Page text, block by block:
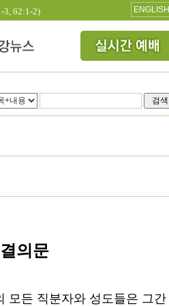
3, 62:1-2) ENGLISH
검색
의문
모든 직분자와 성도들은 그간